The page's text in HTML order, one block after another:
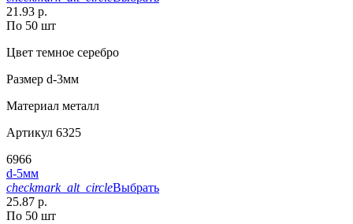
21.93 р.
По 50 шт
Цвет темное серебро
Размер d-3мм
Материал металл
Артикул 6325
6966
d-5мм
checkmark_alt_circleВыбрать
25.87 р.
По 50 шт